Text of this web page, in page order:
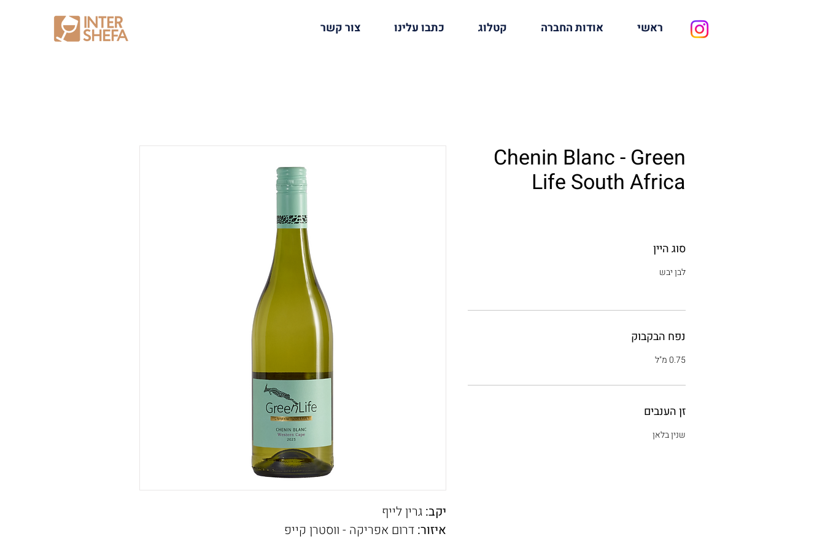
ראשי אודות החברה קטלוג כתבו עלינו צור קשר
יקב: גרין לייף
איזור: דרום אפריקה - ווסטרן קייפ
Chenin Blanc - Green
Life South Africa
סוג היין
לבן יבש
נפח הבקבוק
0.75 מ"ל
זן הענבים
שנין בלאן